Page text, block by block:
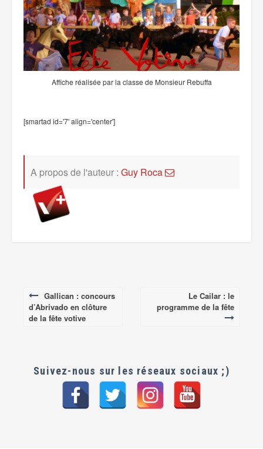
Affiche réalisée par la classe de Monsieur Rebuffa
[smartad id='7' align='center']
A propos de l'auteur : Guy Roca
Post
navigation
Gallican : concours
d’Abrivado en clôture
de la fête votive
Le Cailar : le
programme de la fête
Suivez-nous sur les réseaux sociaux ;)